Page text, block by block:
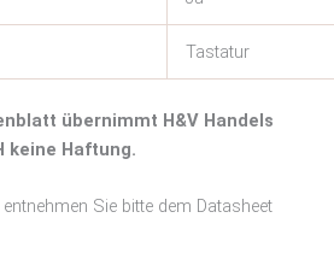
Tastatur
übernimmt H&V Handels
keine Haftung.
Sie bitte dem Datasheet